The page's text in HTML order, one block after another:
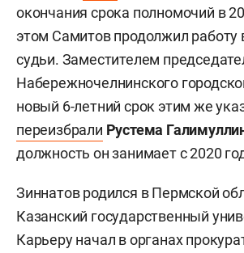
окончания срока полномочий в
этом Самитов продолжил работу
судьи. Заместителем
Набережночелнинского
новый 6-летний срок этим же
переизбрали Рустема
должность он занимает с 2020
Зиннатов родился в Пермской
Казанский государственный
Карьеру начал в органах